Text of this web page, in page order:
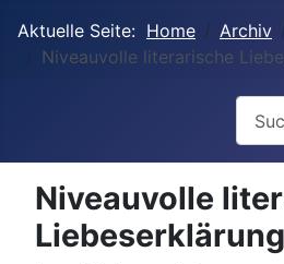
Aktuelle Seite: Home Archiv
Niveauvolle literarische
Niveauvolle